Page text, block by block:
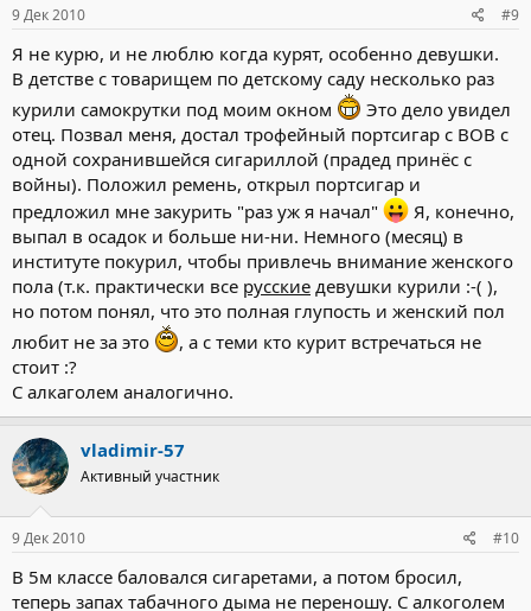
9 Дек 2010 #9
Я не курю, и не люблю когда курят, особенно девушки.
В детстве с товарищем по детскому саду несколько раз
курили самокрутки под моим окном
Это дело увидел
отец. Позвал меня, достал трофейный портсигар с ВОВ с
одной сохранившейся сигариллой (прадед принёс с
войны). Положил ремень, открыл портсигар и
предложил мне закурить "раз уж я начал"
Я, конечно,
выпал в осадок и больше ни-ни. Немного (месяц) в
институте покурил, чтобы привлечь внимание женского
пола (т.к. практически все русские девушки курили :-( ),
но потом понял, что это полная глупость и женский пол
любит не за это
, а с теми кто курит встречаться не
стоит :?
С алкаголем аналогично.
vladimir-57
Активный участник
9 Дек 2010 #10
В 5м классе баловался сигаретами, а потом бросил,
теперь запах табачного дыма не переношу. С алкоголем